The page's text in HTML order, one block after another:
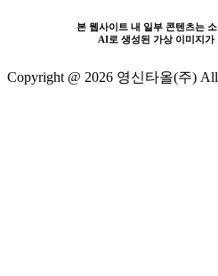
본 웹사이트 내 일부 콘텐츠는
AI로 생성된 가상 이미지가
Copyright @ 2026 영신타올(주) All